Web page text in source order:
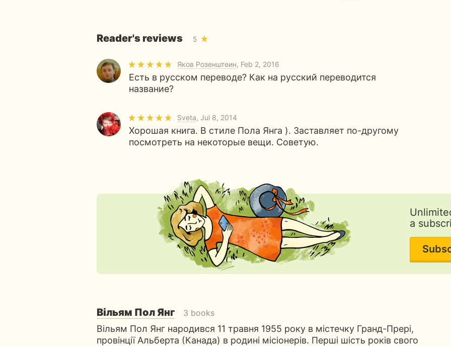
Reader's reviews 5
Яков Розенштеин, Feb 2, 2016
Есть в русском переводе? Как на русский переводится
название?
Sveta, Jul 8, 2014
Хорошая книга. В стиле Пола Янга ). Заставляет по-другому
посмотреть на некоторые вещи. Советую.
a
Вільям Пол Янг 3 books
Вільям Пол Янг народився 11 травня 1955 року в містечку Гранд-Прері,
провінції Альберта (Канада) в родині місіонерів. Перші шість років свого